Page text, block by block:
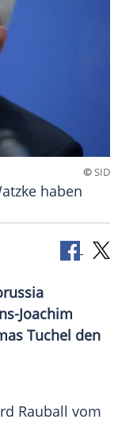
©SID
haben
Joachim
Tuchel den
Rauball vom